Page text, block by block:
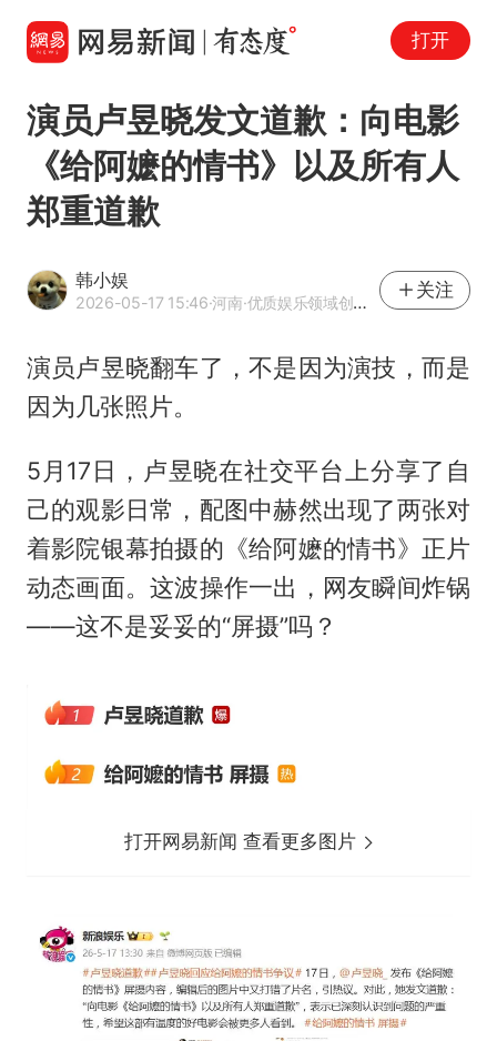
打开
演员卢昱晓发文道歉：向电影
《给阿嬷的情书》以及所有人
郑重道歉
韩小娱
2026-05-17 15:46·河南·优质娱乐领域创作者
关注
演员卢昱晓翻车了，不是因为演技，而是
因为几张照片。
5月17日，卢昱晓在社交平台上分享了自
己的观影日常，配图中赫然出现了两张对
着影院银幕拍摄的《给阿嬷的情书》正片
动态画面。这波操作一出，网友瞬间炸锅
——这不是妥妥的“屏摄”吗？
打开网易新闻 查看更多图片